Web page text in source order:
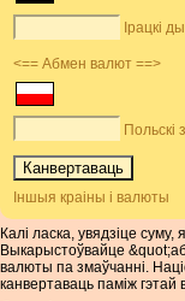
Ірацкі
<== Абмен валют ==>
Польскі
Іншыя краіны і валюты
Калі ласка, увядзіце суму,
Выкарыстоўвайце
валюты па змаўчанні.
канвертаваць паміж гэтай